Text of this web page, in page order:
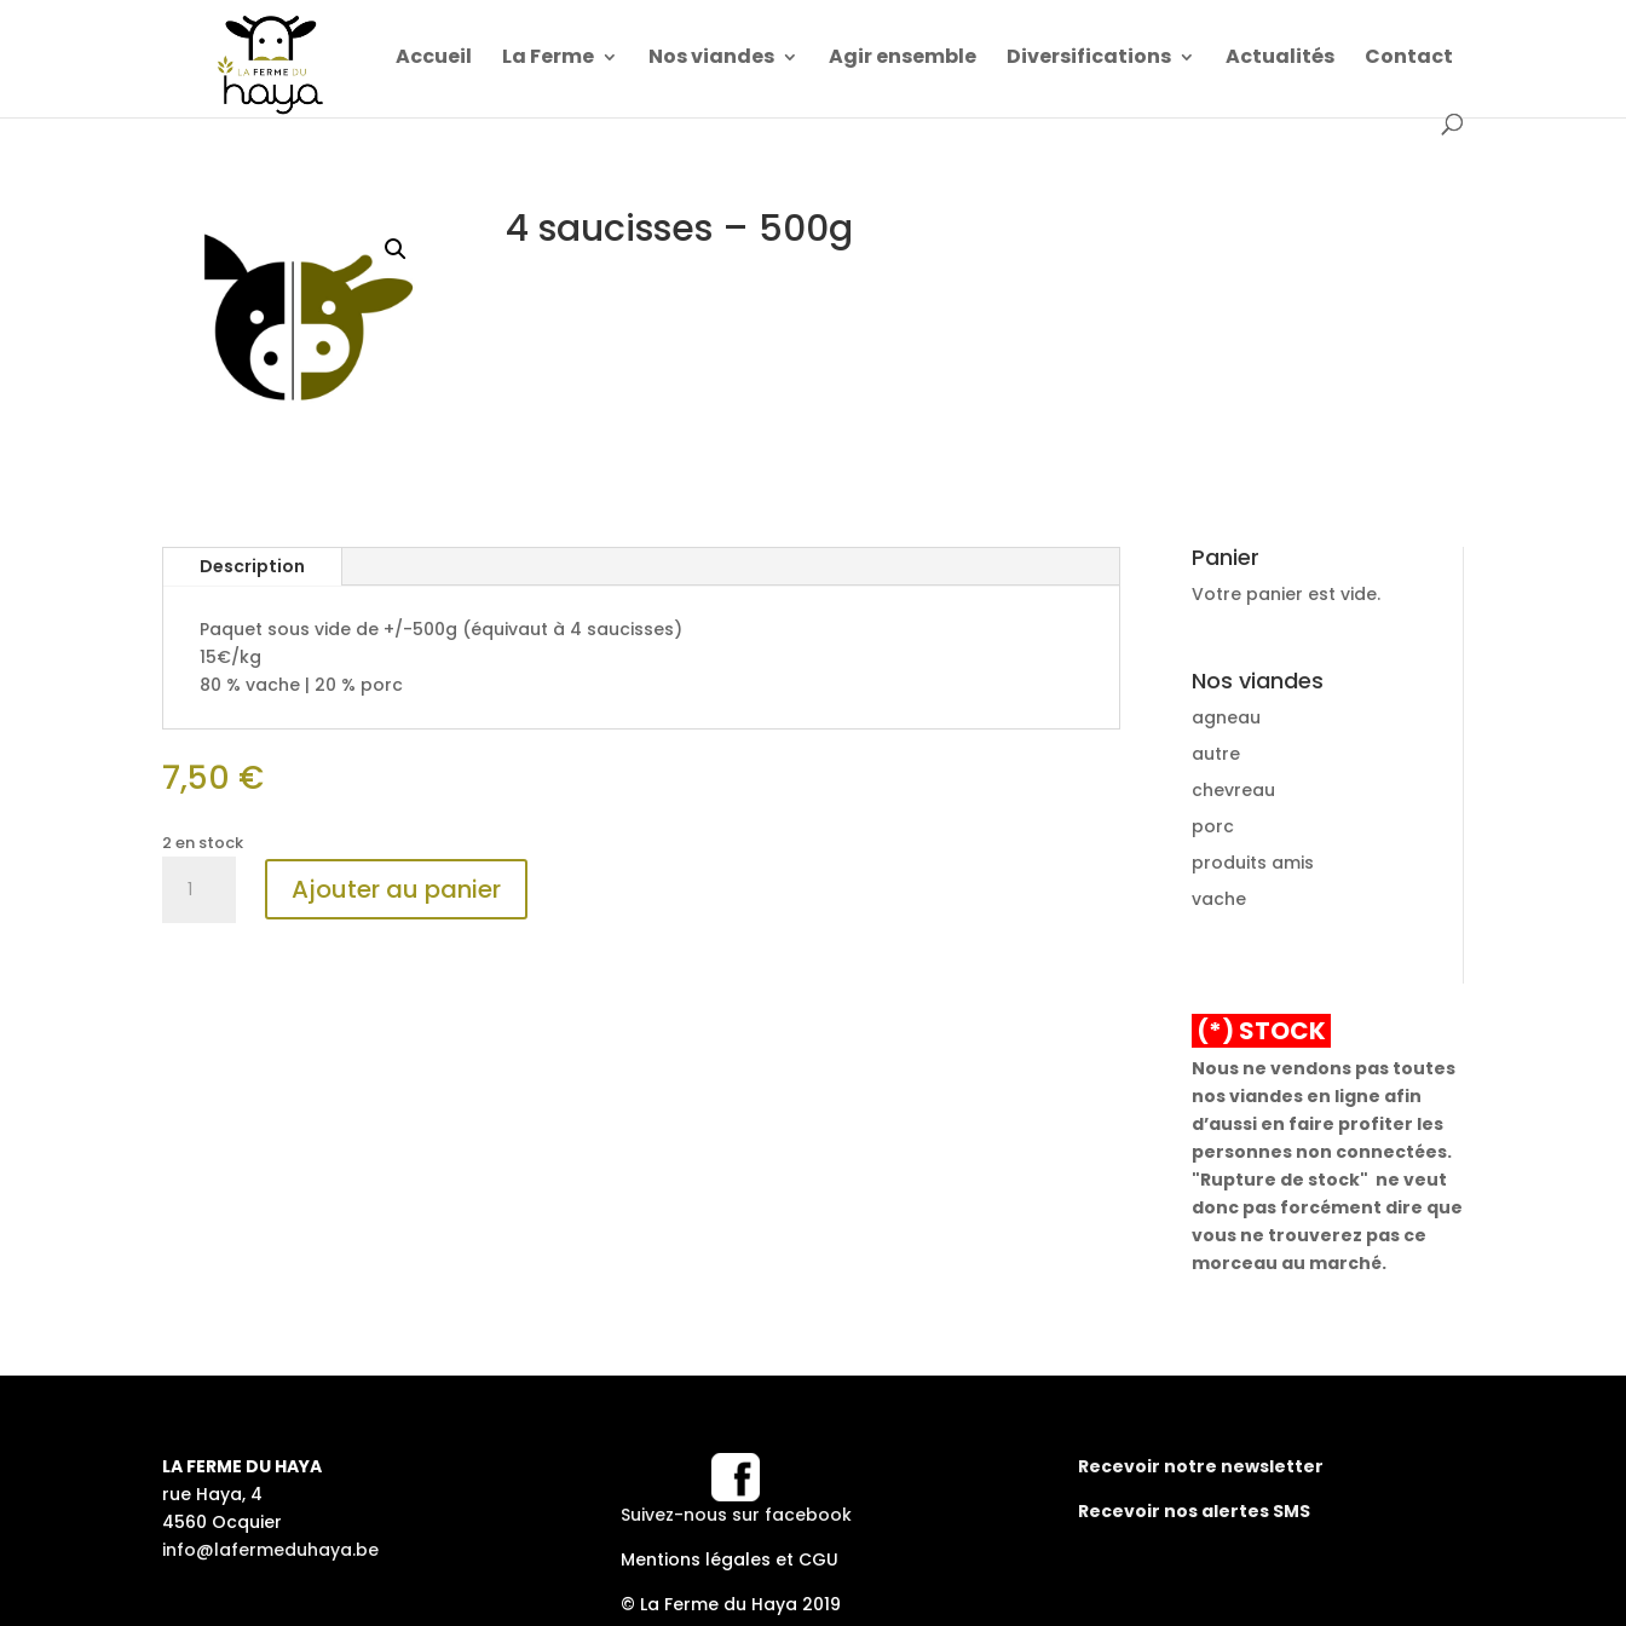
Accueil La Ferme Nos viandes Agir ensemble Diversifications Actualités Contact
4 saucisses – 500g
Description
Paquet sous vide de +/-500g (équivaut à 4 saucisses)
15€/kg
80 % vache | 20 % porc
7,50 €
2 en stock
Ajouter au panier
Panier
Votre panier est vide.
Nos viandes
agneau
autre
chevreau
porc
produits amis
vache
(*) STOCK
Nous ne vendons pas toutes
nos viandes en ligne afin
d’aussi en faire profiter les
personnes non connectées.
"Rupture de stock" ne veut
donc pas forcément dire que
vous ne trouverez pas ce
morceau au marché.
LA FERME DU HAYA
rue Haya, 4
4560 Ocquier
info@lafermeduhaya.be
Suivez-nous sur facebook
Mentions légales et CGU
© La Ferme du Haya 2019
Recevoir notre newsletter
Recevoir nos alertes SMS